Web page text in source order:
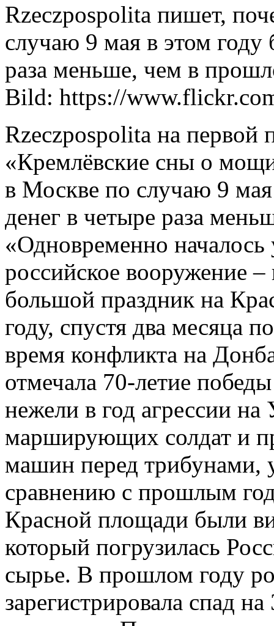
Rzeczpospolita пишет,
случаю 9 мая в этом году
раза меньше, чем в
Bild: https://
Rzeczpospolita на первой
«Кремлёвские сны о
в Москве по случаю 9
денег в четыре раза
«Одновременно
российское вооружение
большой праздник на
году, спустя два месяца
время конфликта на
отмечала 70-летие
нежели в год агрессии
марширующих солдат и
машин перед трибунами,
сравнению с прошлым
Красной площади были
который погрузилась
сырье. В прошлом году
зарегистрировала спад